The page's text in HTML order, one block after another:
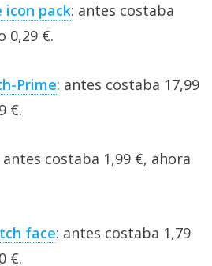
icon pack: antes costaba
0,29 €.
Prime: antes costaba 17,99
€.
antes costaba 1,99 €, ahora
face: antes costaba 1,79
€.